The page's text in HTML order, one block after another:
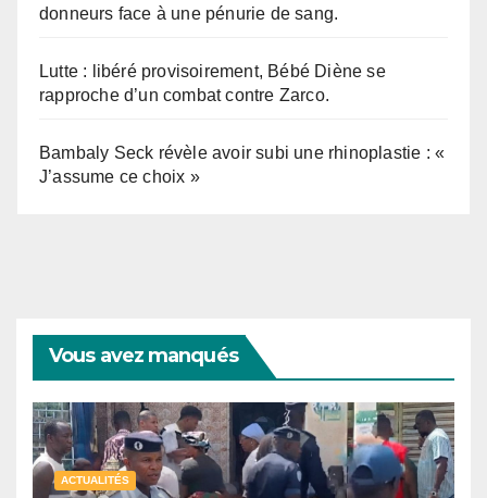
donneurs face à une pénurie de sang.
Lutte : libéré provisoirement, Bébé Diène se
rapproche d’un combat contre Zarco.
Bambaly Seck révèle avoir subi une rhinoplastie : «
J’assume ce choix »
Vous avez manqués
ACTUALITÉS